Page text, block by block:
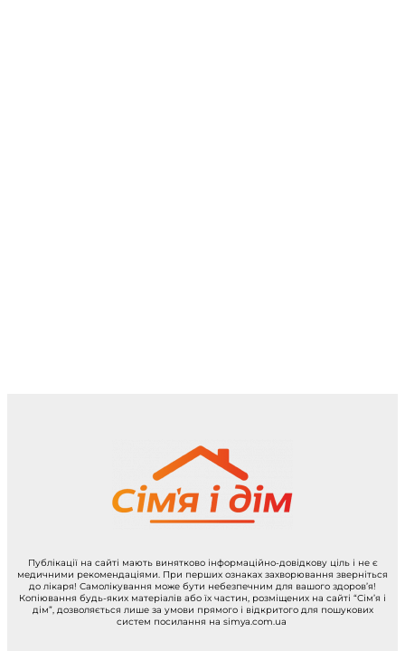
Публікації на сайті мають винятково інформаційно-довідкову ціль і не є
медичними рекомендаціями. При перших ознаках захворювання зверніться
до лікаря! Самолікування може бути небезпечним для вашого здоров’я!
Копіювання будь-яких матеріалів або їх частин, розміщених на сайті “Сім’я і
дім”, дозволяється лише за умови прямого і відкритого для пошукових
систем посилання на simya.com.ua